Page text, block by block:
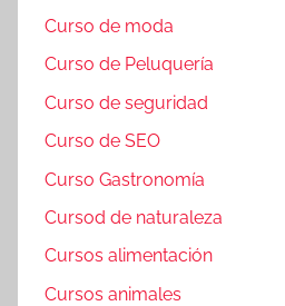
Curso de moda
Curso de Peluquería
Curso de seguridad
Curso de SEO
Curso Gastronomía
Cursod de naturaleza
Cursos alimentación
Cursos animales